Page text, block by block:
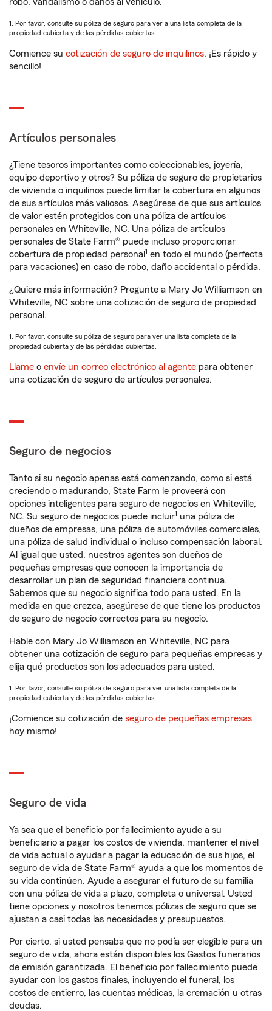
1. Por favor, consulte su póliza de seguro para ver a una lista completa de la
propiedad cubierta y de las pérdidas cubiertas.
Comience su cotización de seguro de inquilinos. ¡Es rápido y
sencillo!
Artículos personales
¿Tiene tesoros importantes como coleccionables, joyería,
equipo deportivo y otros? Su póliza de seguro de propietarios
de vivienda o inquilinos puede limitar la cobertura en algunos
de sus artículos más valiosos. Asegúrese de que sus artículos
de valor estén protegidos con una póliza de artículos
personales en Whiteville, NC. Una póliza de artículos
personales de State Farm® puede incluso proporcionar
cobertura de propiedad personal 1 en todo el mundo (perfecta
para vacaciones) en caso de robo, daño accidental o pérdida.
¿Quiere más información? Pregunte a Mary Jo Williamson en
Whiteville, NC sobre una cotización de seguro de propiedad
personal.
1. Por favor, consulte su póliza de seguro para ver una lista completa de la
propiedad cubierta y de las pérdidas cubiertas.
Llame o envíe un correo electrónico al agente para obtener
una cotización de seguro de artículos personales.
Seguro de negocios
Tanto si su negocio apenas está comenzando, como si está
creciendo o madurando, State Farm le proveerá con
opciones inteligentes para seguro de negocios en Whiteville,
NC. Su seguro de negocios puede incluir1 una póliza de
dueños de empresas, una póliza de automóviles comerciales,
una póliza de salud individual o incluso compensación laboral.
Al igual que usted, nuestros agentes son dueños de
pequeñas empresas que conocen la importancia de
desarrollar un plan de seguridad financiera continua.
Sabemos que su negocio significa todo para usted. En la
medida en que crezca, asegúrese de que tiene los productos
de seguro de negocio correctos para su negocio.
Hable con Mary Jo Williamson en Whiteville, NC para
obtener una cotización de seguro para pequeñas empresas y
elija qué productos son los adecuados para usted.
1. Por favor, consulte su póliza de seguro para ver una lista completa de la
propiedad cubierta y de las pérdidas cubiertas.
¡Comience su cotización de seguro de pequeñas empresas
hoy mismo!
Seguro de vida
Ya sea que el beneficio por fallecimiento ayude a su
beneficiario a pagar los costos de vivienda, mantener el nivel
de vida actual o ayudar a pagar la educación de sus hijos, el
seguro de vida de State Farm® ayuda a que los momentos de
su vida continúen. Ayude a asegurar el futuro de su familia
con una póliza de vida a plazo, completa o universal. Usted
tiene opciones y nosotros tenemos pólizas de seguro que se
ajustan a casi todas las necesidades y presupuestos.
Por cierto, si usted pensaba que no podía ser elegible para un
seguro de vida, ahora están disponibles los Gastos funerarios
de emisión garantizada. El beneficio por fallecimiento puede
ayudar con los gastos finales, incluyendo el funeral, los
costos de entierro, las cuentas médicas, la cremación u otras
deudas.